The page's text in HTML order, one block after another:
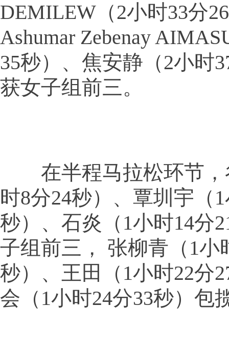
DEMILEW（2小时33分
Ashumar Zebenay
35秒）、焦安静（2小时
获女子组前三。
在半程马拉松环节，
时8分24秒）、覃圳宇（
秒）、石炎（1小时14分
子组前三， 张柳青（1小
秒）、王田（1小时22分
会（1小时24分33秒）包